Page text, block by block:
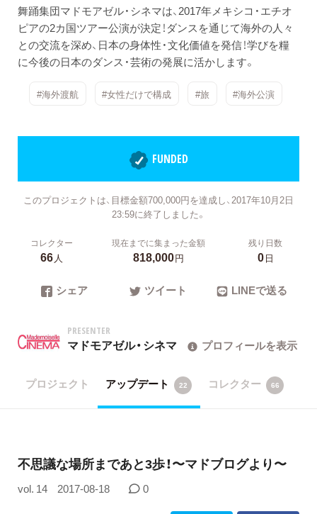
舞踊集団マドモアゼル・シネマは、2017年メキシコ・エチオ
ピアの2カ国ツアー公演が決定！ダンスを通じて海外の人々
との交流を深め、日本の身体性・文化価値を発信！学びを糧
に今後の日本のダンス・芸術の発展に活かします。
#海外渡航 #女性だけで構成 #旅 #海外公演
FUNDED
このプロジェクトは、目標金額700,000円を達成し、2017年10月2日
23:59に終了しました。
コレクター
66人
現在までに集まった金額
818,000円
残り日数
0日
シェア ツイート LINEで送る
PRESENTER
マドモアゼル・シネマ プロフィールを表示
プロジェクト アップデート 22 コレクター 66
不思議な場所まであと3歩！〜マドブログより〜
vol. 14 2017-08-18 0